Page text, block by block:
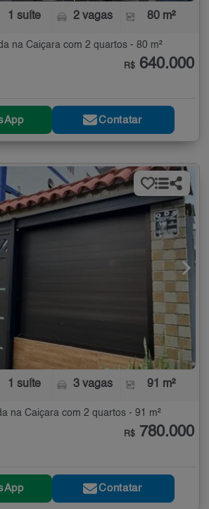
1 suíte 2 vagas 80 m²
na Caiçara com 2 quartos - 80 m²
R$ 640.000
Contatar
1 suíte 3 vagas 91 m²
na Caiçara com 2 quartos - 91 m²
R$ 780.000
Contatar